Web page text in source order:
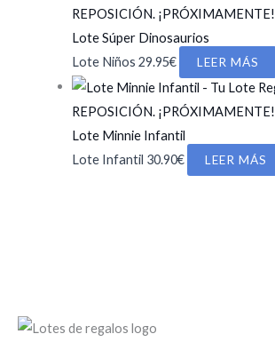
REPOSICIÓN. ¡PRÓXIMAMENTE!
Lote Súper Dinosaurios
Lote Niños 29.95€ LEER MÁS
REPOSICIÓN. ¡PRÓXIMAMENTE!
Lote Minnie Infantil
Lote Infantil 30.90€ LEER MÁS